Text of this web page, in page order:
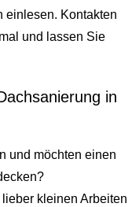
einlesen. Kontakten
und lassen Sie
in
und möchten einen
kleinen Arbeiten